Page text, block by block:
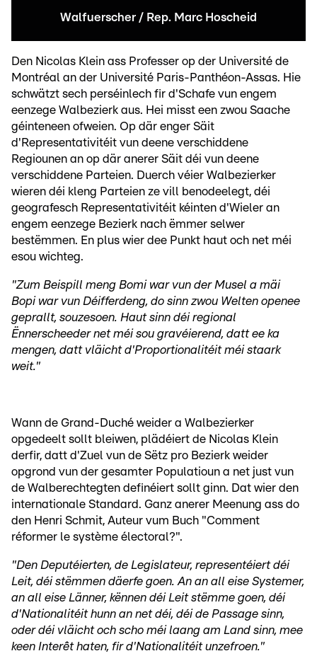
Walfuerscher / Rep. Marc Hoscheid
Den Nicolas Klein ass Professer op der Université de
Montréal an der Université Paris-Panthéon-Assas. Hie
schwätzt sech perséinlech fir d'Schafe vun engem
eenzege Walbezierk aus. Hei misst een zwou Saache
géinteneen ofweien. Op där enger Säit
d'Representativitéit vun deene verschiddene
Regiounen an op där anerer Säit déi vun deene
verschiddene Parteien. Duerch véier Walbezierker
wieren déi kleng Parteien ze vill benodeelegt, déi
geografesch Representativitéit kéinten d'Wieler an
engem eenzege Bezierk nach ëmmer selwer
bestëmmen. En plus wier dee Punkt haut och net méi
esou wichteg.
"Zum Beispill meng Bomi war vun der Musel a mäi
Bopi war vun Déifferdeng, do sinn zwou Welten openee
geprallt, souzesoen. Haut sinn déi regional
Ënnerscheeder net méi sou gravéierend, datt ee ka
mengen, datt vläicht d'Proportionalitéit méi staark
weit."
Wann de Grand-Duché weider a Walbezierker
opgedeelt sollt bleiwen, plädéiert de Nicolas Klein
derfir, datt d'Zuel vun de Sëtz pro Bezierk weider
opgrond vun der gesamter Populatioun a net just vun
de Walberechtegten definéiert sollt ginn. Dat wier den
internationale Standard. Ganz anerer Meenung ass do
den Henri Schmit, Auteur vum Buch "Comment
réformer le système électoral?".
"Den Deputéierten, de Legislateur, representéiert déi
Leit, déi stëmmen däerfe goen. An an all eise Systemer,
an all eise Länner, kënnen déi Leit stëmme goen, déi
d'Nationalitéit hunn an net déi, déi de Passage sinn,
oder déi vläicht och scho méi laang am Land sinn, mee
keen Interêt haten, fir d'Nationalitéit unzefroen."